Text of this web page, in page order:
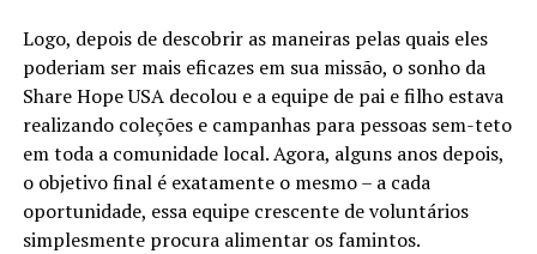
Logo, depois de descobrir as maneiras pelas quais eles
poderiam ser mais eficazes em sua missão, o sonho da
Share Hope USA decolou e a equipe de pai e filho estava
realizando coleções e campanhas para pessoas sem-teto
em toda a comunidade local. Agora, alguns anos depois,
o objetivo final é exatamente o mesmo – a cada
oportunidade, essa equipe crescente de voluntários
simplesmente procura alimentar os famintos.